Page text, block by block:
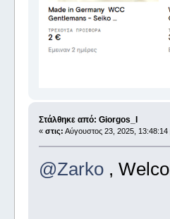
Στάλθηκε από: Giorgos_I
« στις: Αύγουστος 23, 2025, 13:48:14
@Zarko,